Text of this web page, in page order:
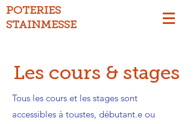
POTERIES
STAINMESSE
Les cours & stages
Tous les cours et les stages sont
accessibles à toustes, débutant.e ou